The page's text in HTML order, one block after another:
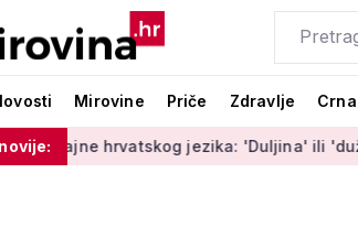
Mirovine Priče Zdravlje
jezika: 'Duljina' ili 'dužina'